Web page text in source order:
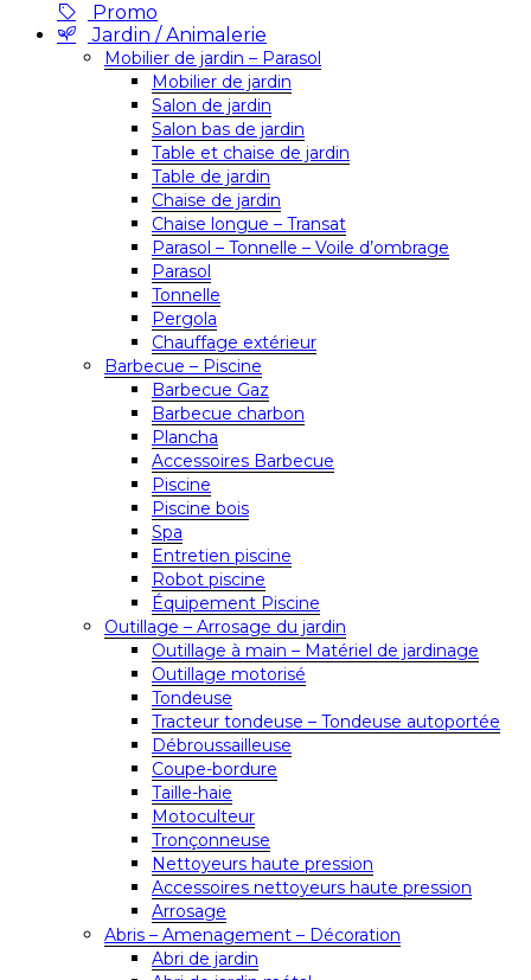
Promo
Jardin / Animalerie
Mobilier de jardin – Parasol
Mobilier de jardin
Salon de jardin
Salon bas de jardin
Table et chaise de jardin
Table de jardin
Chaise de jardin
Chaise longue – Transat
Parasol – Tonnelle – Voile d’ombrage
Parasol
Tonnelle
Pergola
Chauffage extérieur
Barbecue – Piscine
Barbecue Gaz
Barbecue charbon
Plancha
Accessoires Barbecue
Piscine
Piscine bois
Spa
Entretien piscine
Robot piscine
Équipement Piscine
Outillage – Arrosage du jardin
Outillage à main – Matériel de jardinage
Outillage motorisé
Tondeuse
Tracteur tondeuse – Tondeuse autoportée
Débroussailleuse
Coupe-bordure
Taille-haie
Motoculteur
Tronçonneuse
Nettoyeurs haute pression
Accessoires nettoyeurs haute pression
Arrosage
Abris – Amenagement – Décoration
Abri de jardin